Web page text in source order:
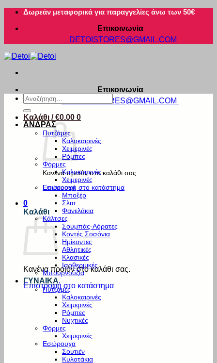
Μετάβαση
περιεχόμενο
Δωρεάν μεταφορικά για παραγγελίες άνω των 50€
Επικοινωνία
DETOISTORES@GMAIL.COM
Επικοινωνία
DETOISTORES@GMAIL.COM
Καλάθι /€0.00 0
Κανένα προϊόν στο καλάθι σας.
Επιστροφή στο κατάστημα
0
Καλάθι
Κανένα προϊόν στο καλάθι σας.
Επιστροφή στο κατάστημα
Αναζήτηση
για:
ΑΝΔΡΑΣ
Πυτζάμες
Καλοκαιρινές
Χειμερινές
Ρόμπες
Φόρμες
Καλοκαιρινές
Χειμερινές
Εσώρουχα
Μποξέρ
Σλιπ
Φανελάκια
Κάλτσες
Σουμπάς-Αόρατες
Κοντές Σοσόνια
Ημίκοντες
Αθλητικές
Κλασικές
Ισοθερμικές
Μπουρνούζια
ΓΥΝΑΙΚΑ
Πυτζάμες
Καλοκαιρινές
Χειμερινές
Ρόμπες
Νυχτικές
Φόρμες
Χειμερινές
Εσώρουχα
Σουτιέν
Κυλοτάκια